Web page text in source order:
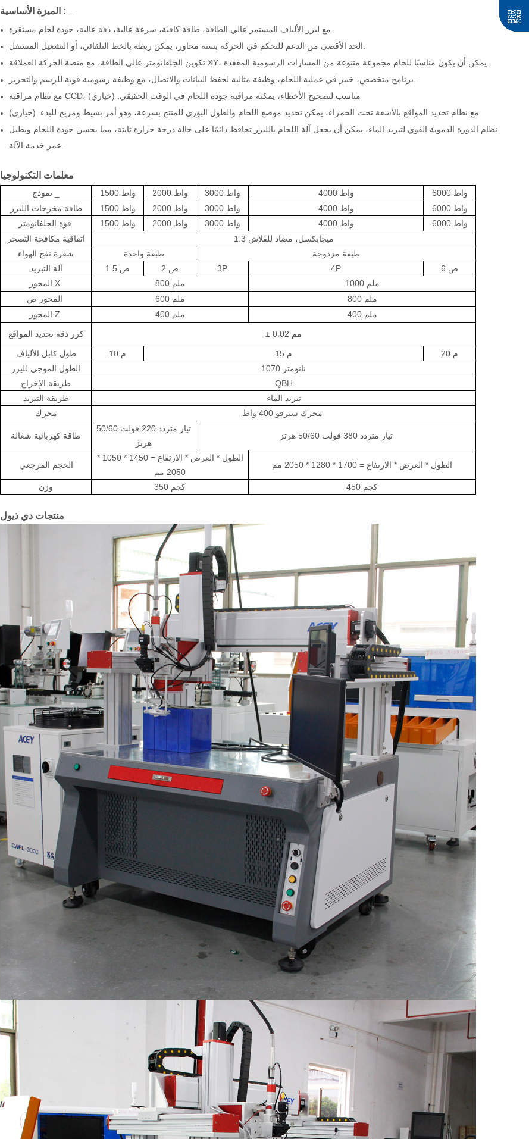
الميزة الأساسية :
مع نظام مراقبة CCD، مناسب لتصحيح الأخطاء، يمكنه مراقبة جودة اللحام في الوقت الحقيقي. (خياري)
مع نظام تحديد المواقع بالأشعة تحت الحمراء، يمكن تحديد موضع اللحام والطول البؤري للمنتج بسرعة، وهو أمر بسيط ومريح للبدء. (خياري)
نظام الدورة الدموية القوي لتبريد الماء، يمكن أن يجعل آلة اللحام بالليزر تحافظ دائمًا على حالة درجة حرارة ثابتة، مما يحسن جودة اللحام ويطيل
معلمات التكنولوجيا
نموذج 1500 واط 2000 واط 3000 واط 4000 واط
6000 واط
طاقة مخرجات الليزر
1500 واط 2000 واط 3000 واط 4000 واط
6000 واط
قوة الجلفانومتر 1500 واط 2000 واط 3000 واط 4000 واط
6000 واط
اتفاقية مكافحة التصحر
1.3 ميجابكسل، مضاد للفلاش
شفرة نفخ الهواء
طبقة واحدة
طبقة مزدوجة
آلة التبريد
1.5 ص 2 ص 3P 4P
6 ص
المحور X 800 ملم 1000 ملم
المحور ص 600 ملم 800 ملم
المحور Z 400 ملم 400 ملم
كرر دقة تحديد المواقع ± 0.02 مم
طول كابل الألياف 10 م 15 م
20 م
الطول الموجي لليزر
1070 نانومتر
طريقة الإخراج
QBH
طريقة التبريد
تبريد الماء
محرك
محرك سيرفو 400 واط
طاقة كهربائية شغالة
تيار متردد 220 فولت 50/60
هرتز
تيار متردد 380 فولت 50/60 هرتز
الحجم المرجعي
الطول * العرض * الارتفاع = 1450 * 1050 *
2050 مم
الطول * العرض * الارتفاع = 1700 * 1280 * 2050 مم
وزن 350 كجم 450 كجم
منتجات دي ذيول